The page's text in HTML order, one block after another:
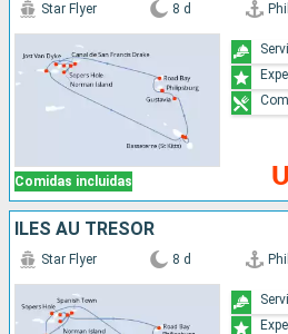
Comidas incluidas
Star Flyer 8 d
ÎLES AU TRÉSOR
Star Flyer 8 d